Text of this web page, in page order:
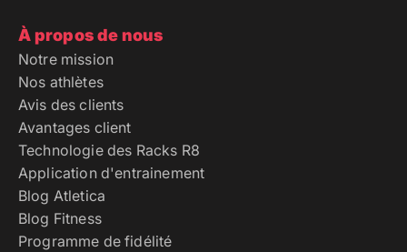
À propos de nous
Notre mission
Nos athlètes
Avis des clients
Avantages client
Technologie des Racks R8
Application d'entrainement
Blog Atletica
Blog Fitness
Programme de fidélité